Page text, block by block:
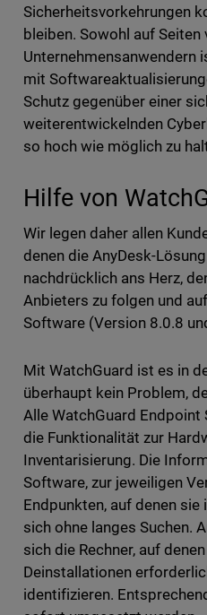
Sicherheitsvorkehrungen
bleiben. Sowohl auf Seiten
Unternehmensanwendern
mit
Schutz gegenüber einer
weiterentwickelnden
so hoch wie möglich zu
Hilfe von
Wir legen daher allen
denen die AnyDesk-
nachdrücklich ans Herz,
Anbieters zu folgen und
Software (Version 8.0.8
Mit WatchGuard ist es in
überhaupt kein Problem,
Alle WatchGuard
die Funktionalität zur
Inventarisierung. Die
Software, zur jeweiligen
Endpunkten, auf denen
sich ohne langes Suchen.
sich die Rechner, auf
Deinstallationen
identifizieren.